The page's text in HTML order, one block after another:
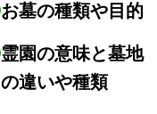
お墓の種類や目的
霊園の意味と墓地
の違いや種類